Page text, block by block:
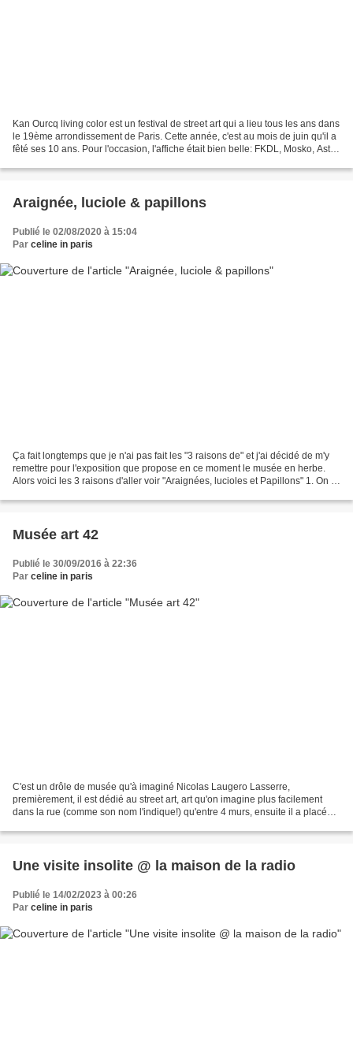
Kan Ourcq living color est un festival de street art qui a lieu tous les ans dans
le 19ème arrondissement de Paris. Cette année, c'est au mois de juin qu'il a
fêté ses 10 ans. Pour l'occasion, l'affiche était bien belle: FKDL, Mosko, Astro
Araignée, luciole & papillons
Publié le 02/08/2020 à 15:04
Par celine in paris
Ça fait longtemps que je n'ai pas fait les "3 raisons de" et j'ai décidé de m'y
remettre pour l'exposition que propose en ce moment le musée en herbe.
Alors voici les 3 raisons d'aller voir "Araignées, lucioles et Papillons" 1. On y
Musée art 42
Publié le 30/09/2016 à 22:36
Par celine in paris
C'est un drôle de musée qu'à imaginé Nicolas Laugero Lasserre,
premièrement, il est dédié au street art, art qu'on imagine plus facilement
dans la rue (comme son nom l'indique!) qu'entre 4 murs, ensuite il a placé
Une visite insolite @ la maison de la radio
Publié le 14/02/2023 à 00:26
Par celine in paris